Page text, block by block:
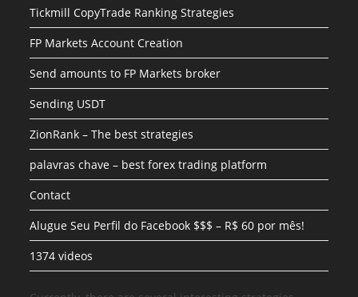
Tickmill CopyTrade Ranking Strategies
FP Markets Account Creation
Send amounts to FP Markets broker
Sending USDT
ZionRank – The best strategies
palavras chave – best forex trading platform
Contact
Alugue Seu Perfil do Facebook $$$ – R$ 60 por mês!
1374 videos